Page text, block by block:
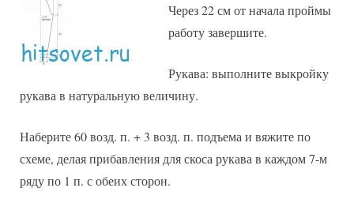
Через 22 см от начала проймы
работу завершите.
Рукава: выполните выкройку
рукава в натуральную величину.
Наберите 60 возд. п. + 3 возд. п. подъема и вяжите по
схеме, делая прибавления для скоса рукава в каждом 7-м
ряду по 1 п. с обеих сторон.